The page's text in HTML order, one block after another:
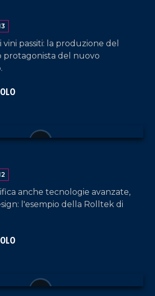
passiti: la produzione del
protagonista del nuovo
anche tecnologie avanzate,
l'esempio della Rolltek di